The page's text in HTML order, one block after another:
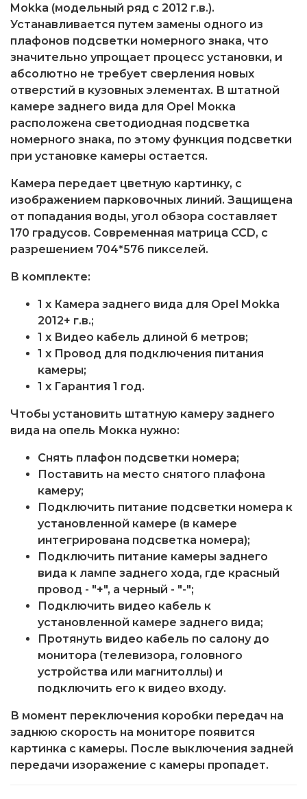
Mokka (модельный ряд c 2012 г.в.).
Устанавливается путем замены одного из
плафонов подсветки номерного знака, что
значительно упрощает процесс установки, и
абсолютно не требует сверления новых
отверстий в кузовных элементах. В штатной
камере заднего вида для Opel Мокка
расположена светодиодная подсветка
номерного знака, по этому функция подсветки
при установке камеры остается.
Камера передает цветную картинку, с
изображением парковочных линий. Защищена
от попадания воды, угол обзора составляет
170 градусов. Современная матрица CCD, с
разрешением 704*576 пикселей.
В комплекте:
1 x Камера заднего вида для Opel Mokka
2012+ г.в.;
1 x Видео кабель длиной 6 метров;
1 x Провод для подключения питания
камеры;
1 x Гарантия 1 год.
Чтобы установить штатную камеру заднего
вида на опель Мокка нужно:
Снять плафон подсветки номера;
Поставить на место снятого плафона
камеру;
Подключить питание подсветки номера к
установленной камере (в камере
интегрирована подсветка номера);
Подключить питание камеры заднего
вида к лампе заднего хода, где красный
провод - "+", а черный - "-";
Подключить видео кабель к
установленной камере заднего вида;
Протянуть видео кабель по салону до
монитора (телевизора, головного
устройства или магнитоллы) и
подключить его к видео входу.
В момент переключения коробки передач на
заднюю скорость на мониторе появится
картинка с камеры. После выключения задней
передачи изоражение с камеры пропадет.